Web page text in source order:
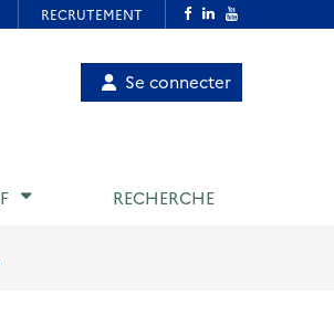
Menu
utilisateur
Se connecter
RECHERCHE